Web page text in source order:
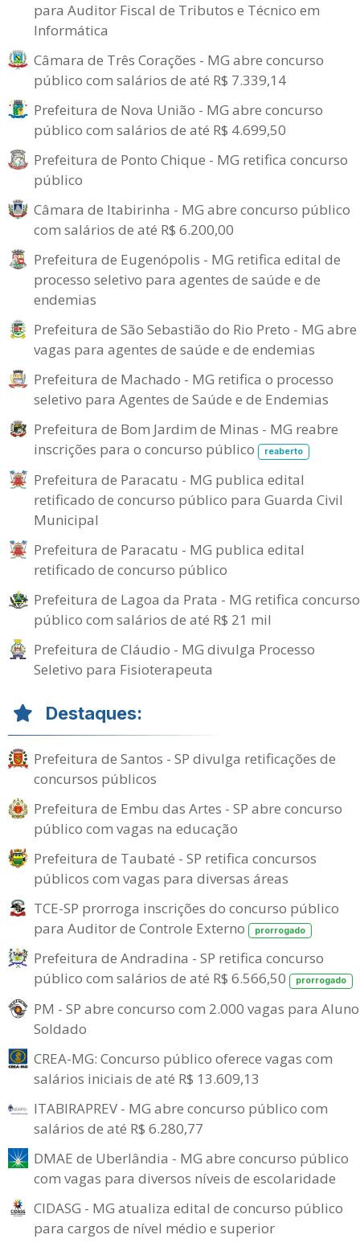
para Auditor Fiscal de Tributos e Técnico em
Informática
Câmara de Três Corações - MG abre concurso
público com salários de até R$ 7.339,14
Prefeitura de Nova União - MG abre concurso
público com salários de até R$ 4.699,50
Prefeitura de Ponto Chique - MG retifica concurso
público
Câmara de Itabirinha - MG abre concurso público
com salários de até R$ 6.200,00
Prefeitura de Eugenópolis - MG retifica edital de
processo seletivo para agentes de saúde e de
endemias
Prefeitura de São Sebastião do Rio Preto - MG abre
vagas para agentes de saúde e de endemias
Prefeitura de Machado - MG retifica o processo
seletivo para Agentes de Saúde e de Endemias
Prefeitura de Bom Jardim de Minas - MG reabre
inscrições para o concurso público
reaberto
Prefeitura de Paracatu - MG publica edital
retificado de concurso público para Guarda Civil
Municipal
Prefeitura de Paracatu - MG publica edital
retificado de concurso público
Prefeitura de Lagoa da Prata - MG retifica concurso
público com salários de até R$ 21 mil
Prefeitura de Cláudio - MG divulga Processo
Seletivo para Fisioterapeuta
Destaques:
Prefeitura de Santos - SP divulga retificações de
concursos públicos
Prefeitura de Embu das Artes - SP abre concurso
público com vagas na educação
Prefeitura de Taubaté - SP retifica concursos
públicos com vagas para diversas áreas
TCE-SP prorroga inscrições do concurso público
para Auditor de Controle Externo
prorrogado
Prefeitura de Andradina - SP retifica concurso
público com salários de até R$ 6.566,50
prorrogado
PM - SP abre concurso com 2.000 vagas para
Soldado
CREA-MG: Concurso público oferece vagas com
salários iniciais de até R$ 13.609,13
ITABIRAPREV - MG abre concurso público com
salários de até R$ 6.280,77
DMAE de Uberlândia - MG abre concurso público
com vagas para diversos níveis de escolaridade
CIDASG - MG atualiza edital de concurso público
para cargos de nível médio e superior